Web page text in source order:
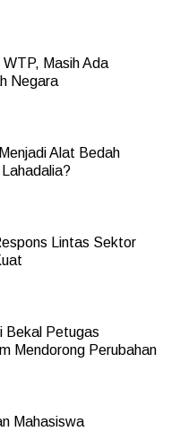
Masih Ada
Negara
Alat Bedah
Lahadalia?
Lintas Sektor
Bekal Petugas
Mendorong Perubahan
Mahasiswa